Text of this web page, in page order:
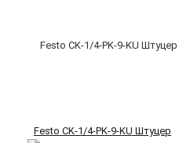
Festo CK-1/4-PK-9-KU Штуцер